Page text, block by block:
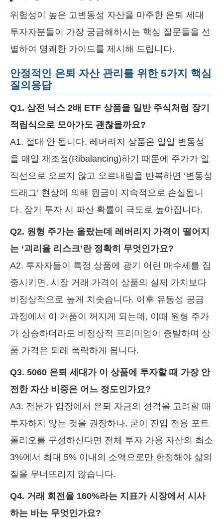
위험성이 높은 고변동성 자산을 마주한 은퇴 세대
투자자분들이 가장 궁금해하시는 핵심 질문들을 선
별하여 명쾌한 가이드를 제시해 드립니다.
안정적인 은퇴 자산 관리를 위한 5가지 핵심
질의응답
Q1. 삼전 닉스 2배 ETF 상품을 일반 주식처럼 장기
적립식으로 모아가도 괜찮을까요?
A1. 절대 안 됩니다. 레버리지 상품은 일일 변동성
을 매일 재조정(Ribalancing)하기 때문에 주가가 일
직선으로 오르지 않고 오르내림을 반복하면 ‘변동성
드래그’ 현상에 의해 원금이 지속적으로 손실됩니
다. 장기 투자 시 파산 확률이 극도로 높아집니다.
Q2. 원형 주가는 올랐는데 레버리지 가격이 떨어지
는 ‘괴리율 리스크’란 정확히 무엇인가요?
A2. 투자자들이 특정 상품에 광기 어린 매수세를 집
중시키면, 시장 거래 가격이 상품의 실제 가치보다
비정상적으로 높게 치솟습니다. 이후 유동성 공급
과정에서 이 거품이 꺼지게 되는데, 이때 원형 주가
가 상승하더라도 비정상적 프리미엄이 증발하며 상
품 가격은 되레 폭락하게 됩니다.
Q3. 5060 은퇴 세대가 이 상품에 투자할 때 가장 안
전한 자산 비중은 어느 정도인가요?
A3. 전문가 입장에서 은퇴 자금의 성격을 고려할 때
투자하지 않는 것을 권장하나, 굳이 진입 전용 포트
폴리오를 구성하신다면 전체 투자 가용 자산의 최소
3%에서 최대 5% 이내의 소액으로만 한정해야 삶의
질을 무너뜨리지 않습니다.
Q4. 거래 회전율 160%라는 지표가 시장에서 시사
하는 바는 무엇인가요?